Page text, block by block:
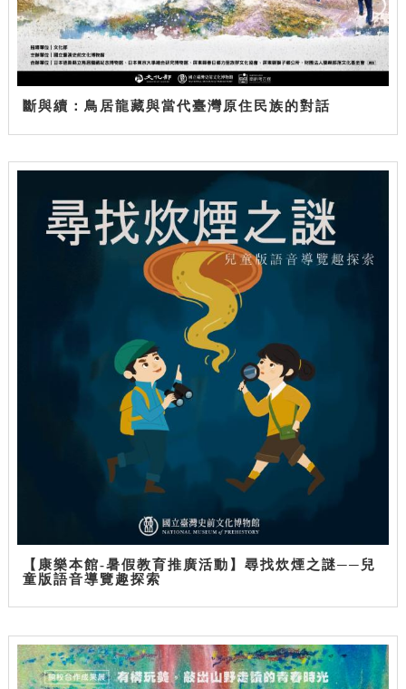
斷與續：鳥居龍藏與當代臺灣原住民族的對話
【康樂本館-暑假教育推廣活動】尋找炊煙之謎──兒
童版語音導覽趣探索